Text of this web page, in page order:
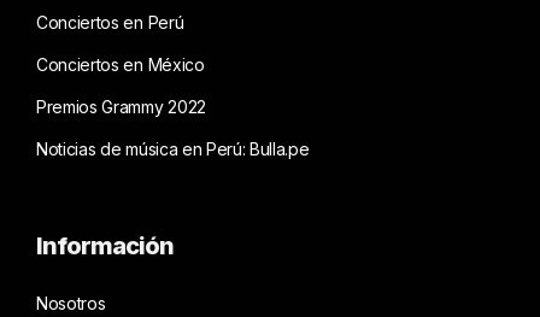
Conciertos en Perú
Conciertos en México
Premios Grammy 2022
Noticias de música en Perú: Bulla.pe
Información
Nosotros